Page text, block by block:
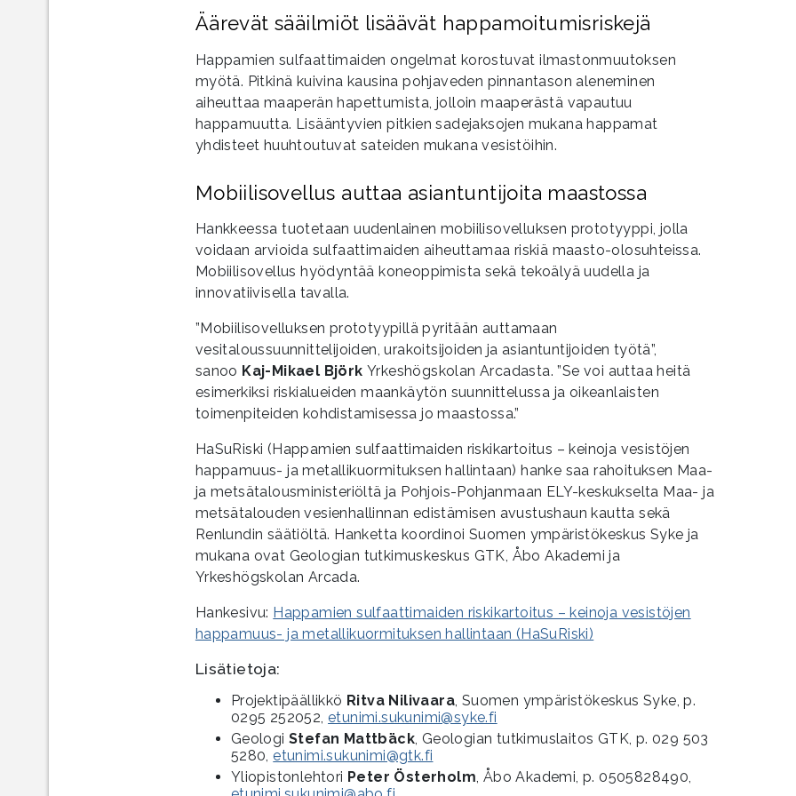
Äärevät sääilmiöt lisäävät happamoitumisriskejä
Happamien sulfaattimaiden ongelmat korostuvat ilmastonmuutoksen
myötä. Pitkinä kuivina kausina pohjaveden pinnantason aleneminen
aiheuttaa maaperän hapettumista, jolloin maaperästä vapautuu
happamuutta. Lisääntyvien pitkien sadejaksojen mukana happamat
yhdisteet huuhtoutuvat sateiden mukana vesistöihin.
Mobiilisovellus auttaa asiantuntijoita maastossa
Hankkeessa tuotetaan uudenlainen mobiilisovelluksen prototyyppi, jolla
voidaan arvioida sulfaattimaiden aiheuttamaa riskiä maasto-olosuhteissa.
Mobiilisovellus hyödyntää koneoppimista sekä tekoälyä uudella ja
innovatiivisella tavalla.
”Mobiilisovelluksen prototyypillä pyritään auttamaan
vesitaloussuunnittelijoiden, urakoitsijoiden ja asiantuntijoiden työtä”,
sanoo Kaj-Mikael Björk Yrkeshögskolan Arcadasta. ”Se voi auttaa heitä
esimerkiksi riskialueiden maankäytön suunnittelussa ja oikeanlaisten
toimenpiteiden kohdistamisessa jo maastossa.”
HaSuRiski (Happamien sulfaattimaiden riskikartoitus – keinoja vesistöjen
happamuus- ja metallikuormituksen hallintaan) hanke saa rahoituksen Maa-
ja metsätalousministeriöltä ja Pohjois-Pohjanmaan ELY-keskukselta Maa- ja
metsätalouden vesienhallinnan edistämisen avustushaun kautta sekä
Renlundin säätiöltä. Hanketta koordinoi Suomen ympäristökeskus Syke ja
mukana ovat Geologian tutkimuskeskus GTK, Åbo Akademi ja
Yrkeshögskolan Arcada.
Hankesivu: Happamien sulfaattimaiden riskikartoitus – keinoja vesistöjen
happamuus- ja metallikuormituksen hallintaan (HaSuRiski)
Lisätietoja:
Projektipäällikkö Ritva Nilivaara, Suomen ympäristökeskus Syke, p.
0295 252052,etunimi.sukunimi@syke.fi
GeologiStefan Mattbäck, Geologian tutkimuslaitos GTK, p. 029 503
5280,etunimi.sukunimi@gtk.fi
Yliopistonlehtori Peter Österholm, Åbo Akademi, p. 0505828490,